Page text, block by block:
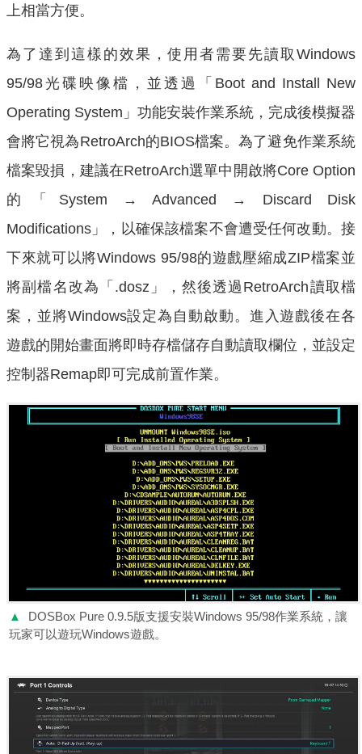
上相當方便。
為了達到這樣的效果，使用者需要先讀取Windows
95/98光碟映像檔，並透過「Boot and Install New
Operating System」功能安裝作業系統，完成後模擬器
會將它視為RetroArch的BIOS檔案。為了避免作業系統
檔案毀損，建議在RetroArch選單中開啟將Core Option
的「System → Advanced → Discard Disk
Modifications」，以確保該檔案不會遭受任何改動。接
下來就可以將Windows 95/98的遊戲壓縮成ZIP檔案並
將副檔名改為「.dosz」，然後透過RetroArch讀取檔
案，並將Windows設定為自動啟動。進入遊戲後在各
遊戲的開始畫面將即時存檔儲存自動讀取欄位，並設定
控制器Remap即可完成前置作業。
▲
DOSBox Pure 0.9.5版支援安裝Windows 95/98作業系統，讓
玩家可以遊玩Windows遊戲。